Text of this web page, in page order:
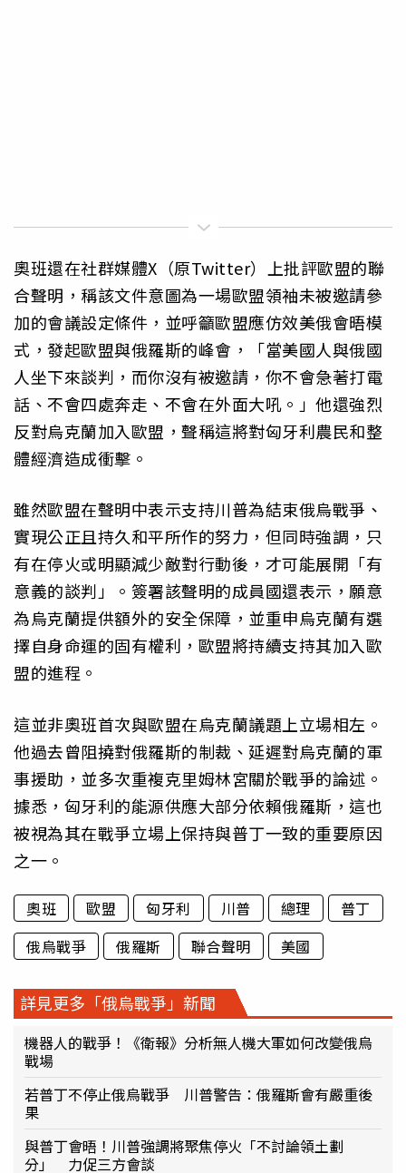
奧班還在社群媒體X（原Twitter）上批評歐盟的聯
合聲明，稱該文件意圖為一場歐盟領袖未被邀請參
加的會議設定條件，並呼籲歐盟應仿效美俄會晤模
式，發起歐盟與俄羅斯的峰會，「當美國人與俄國
人坐下來談判，而你沒有被邀請，你不會急著打電
話、不會四處奔走、不會在外面大吼。」他還強烈
反對烏克蘭加入歐盟，聲稱這將對匈牙利農民和整
體經濟造成衝擊。
雖然歐盟在聲明中表示支持川普為結束俄烏戰爭、
實現公正且持久和平所作的努力，但同時強調，只
有在停火或明顯減少敵對行動後，才可能展開「有
意義的談判」。簽署該聲明的成員國還表示，願意
為烏克蘭提供額外的安全保障，並重申烏克蘭有選
擇自身命運的固有權利，歐盟將持續支持其加入歐
盟的進程。
這並非奧班首次與歐盟在烏克蘭議題上立場相左。
他過去曾阻撓對俄羅斯的制裁、延遲對烏克蘭的軍
事援助，並多次重複克里姆林宮關於戰爭的論述。
據悉，匈牙利的能源供應大部分依賴俄羅斯，這也
被視為其在戰爭立場上保持與普丁一致的重要原因
之一。
奧班 歐盟 匈牙利 川普 總理
普丁
俄烏戰爭
俄羅斯 聯合聲明 美國
詳見更多「俄烏戰爭」新聞
機器人的戰爭！《衛報》分析無人機大軍如何改變俄烏
戰場
若普丁不停止俄烏戰爭 川普警告：俄羅斯會有嚴重後
果
與普丁會晤！川普強調將聚焦停火「不討論領土劃
分」 力促三方會談